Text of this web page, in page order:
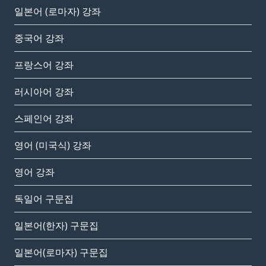
일본어 (로마자) 강좌
중국어 강좌
프랑스어 강좌
러시아어 강좌
스페인어 강좌
영어 (미국식) 강좌
영어 강좌
독일어 구문집
일본어(한자) 구문집
일본어(로마자) 구문집